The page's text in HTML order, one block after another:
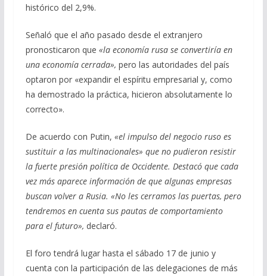
histórico del 2,9%.
Señaló que el año pasado desde el extranjero
pronosticaron que «la economía rusa se convertiría en
una economía cerrada», pero las autoridades del país
optaron por «expandir el espíritu empresarial y, como
ha demostrado la práctica, hicieron absolutamente lo
correcto».
De acuerdo con Putin, «el impulso del negocio ruso es
sustituir a las multinacionales» que no pudieron resistir
la fuerte presión política de Occidente. Destacó que cada
vez más aparece información de que algunas empresas
buscan volver a Rusia. «No les cerramos las puertas, pero
tendremos en cuenta sus pautas de comportamiento
para el futuro», declaró.
El foro tendrá lugar hasta el sábado 17 de junio y
cuenta con la participación de las delegaciones de más